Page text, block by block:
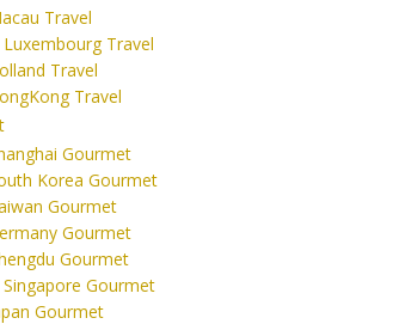
Travel
Luxembourg Travel
Travel
Travel
Gourmet
Korea Gourmet
Gourmet
Gourmet
Gourmet
Singapore Gourmet
Gourmet